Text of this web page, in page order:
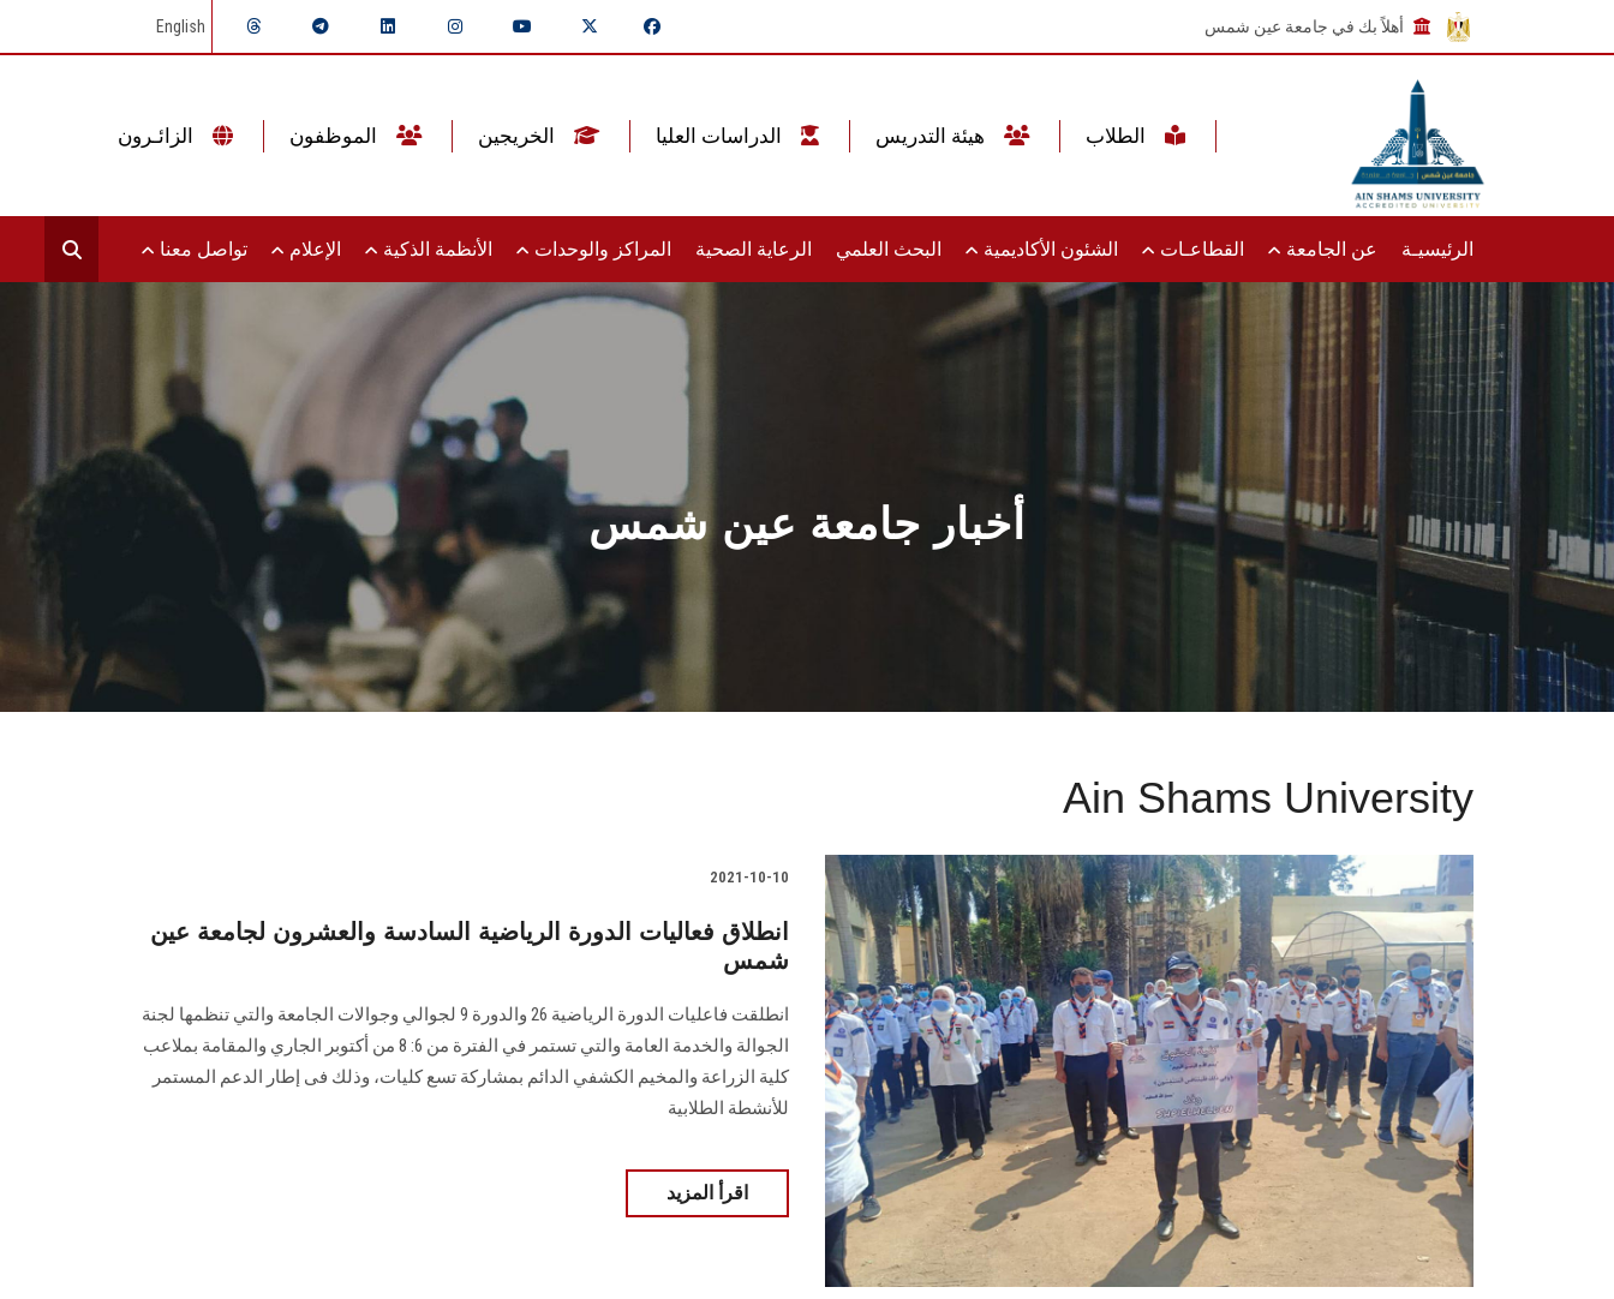
أهلاً بك في جامعة عين شمس English
الرئيسيـة عن الجامعة القطاعـات الشئون الأكاديمية البحث العلمي الرعاية الصحية المراكز والوحدات الأنظمة الذكية الإعلام تواصل معنا
أخبار جامعة عين شمس
Ain Shams University
2021-10-10
انطلاق فعاليات الدورة الرياضية السادسة والعشرون لجامعة عين
شمس
انطلقت فاعليات الدورة الرياضية 26 والدورة 9 لجوالي وجوالات الجامعة والتي تنظمها لجنة
الجوالة والخدمة العامة والتي تستمر في الفترة من 6: 8 من أكتوبر الجاري والمقامة بملاعب
كلية الزراعة والمخيم الكشفي الدائم بمشاركة تسع كليات، وذلك فى إطار الدعم المستمر
للأنشطة الطلابية
اقرأ المزيد